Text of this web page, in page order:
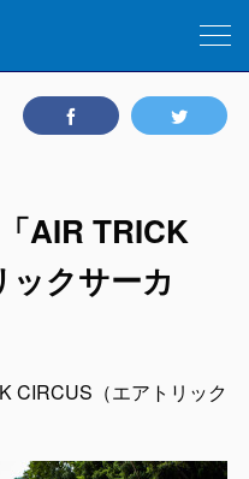
AIR TRICK
ックサーカ
CIRCUS（エアトリック